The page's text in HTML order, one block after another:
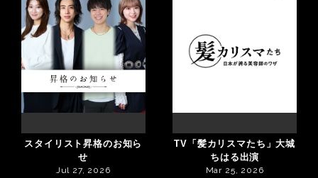
スタイリスト昇格のお知ら
せ
Jul 27, 2026
TV「髪カリスマたち」大城
ちはる出演
Mar 25, 2026